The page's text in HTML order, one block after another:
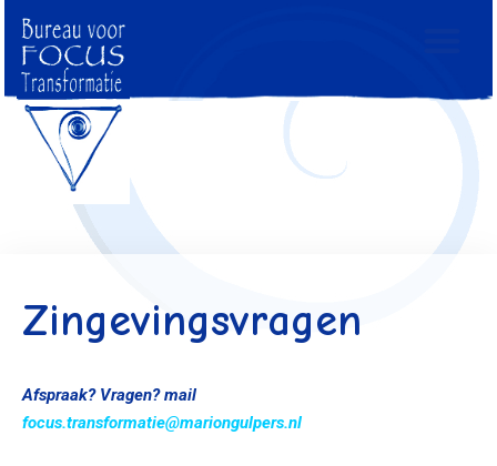
Zingevingsvragen
Afspraak? Vragen? mail
focus.transformatie@mariongulpers.nl